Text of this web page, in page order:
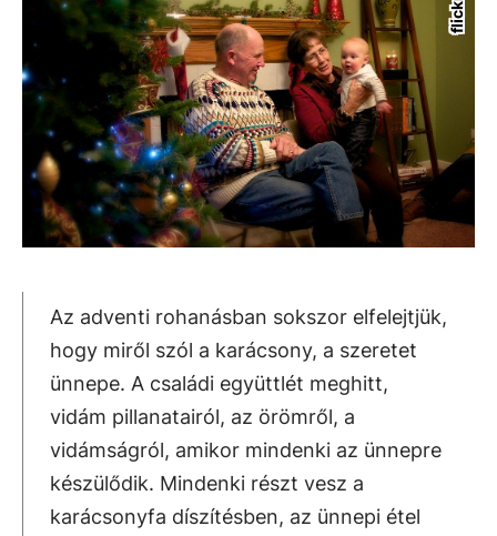
Az adventi rohanásban sokszor elfelejtjük,
hogy miről szól a karácsony, a szeretet
ünnepe. A családi együttlét meghitt,
vidám pillanatairól, az örömről, a
vidámságról, amikor mindenki az ünnepre
készülődik. Mindenki részt vesz a
karácsonyfa díszítésben, az ünnepi étel